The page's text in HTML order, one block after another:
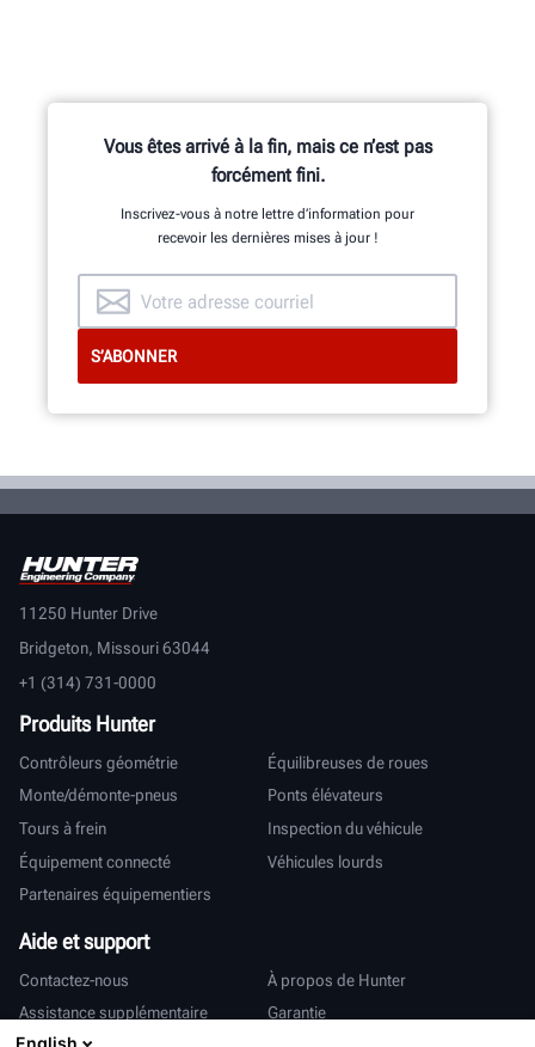
Vous êtes arrivé à la fin, mais ce n’est pas
forcément fini.
Inscrivez-vous à notre lettre d’information pour
recevoir les dernières mises à jour !
11250 Hunter Drive
Bridgeton, Missouri 63044
+1 (314) 731-0000
Produits Hunter
Contrôleurs géométrie
Équilibreuses de roues
Monte/démonte-pneus
Ponts élévateurs
Tours à frein
Inspection du véhicule
Équipement connecté
Véhicules lourds
Partenaires équipementiers
Aide et support
Contactez-nous
À propos de Hunter
Assistance supplémentaire
Garantie
English